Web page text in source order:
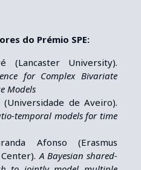
do Prémio SPE:
(Lancaster University).
for Complex Bivariate
Models
de Aveiro).
temporal models for time
Afonso (Erasmus
A Bayesian shared-